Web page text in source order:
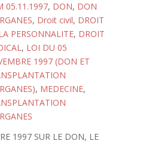
05.11.1997, DON, DON
, Droit civil, DROIT
PERSONNALITE, DROIT
, LOI DU 05
1997 (DON ET
, MEDECINE,
1997 SUR LE DON, LE